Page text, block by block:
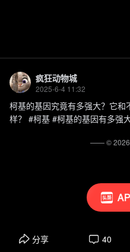
疯狂动物城
2025-6-4 11:32
柯基的基因究竟有多强大？它
样？ #柯基 #柯基的基因有多强
分享 40
—— ©2026